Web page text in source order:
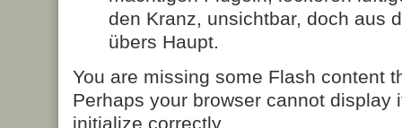
den Kranz, unsichtbar, doch aus
übers Haupt.
You are missing some Flash content
Perhaps your browser cannot display
initialize correctly.